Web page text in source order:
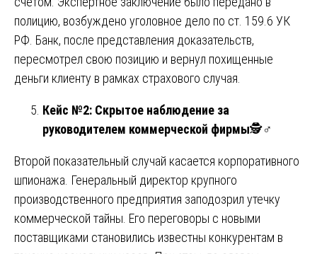
полицию, возбуждено уголовное дело по ст. 159.6 УК
РФ. Банк, после представления доказательств,
пересмотрел свою позицию и вернул похищенные
деньги клиенту в рамках страхового случая.
Кейс №2: Скрытое наблюдение за
руководителем коммерческой фирмы🕵️♂️
Второй показательный случай касается корпоративного
шпионажа. Генеральный директор крупного
производственного предприятия заподозрил утечку
коммерческой тайны. Его переговоры с новыми
поставщиками становились известны конкурентам в